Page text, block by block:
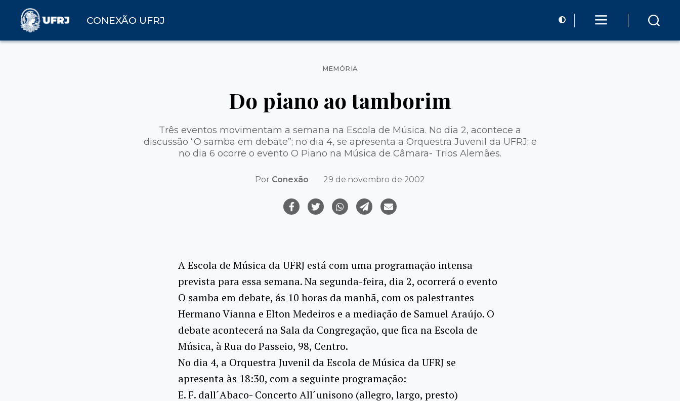
CONEXÃO UFRJ
Categorias
MEMÓRIA
Do piano ao tamborim
Três eventos movimentam a semana na Escola de Música. No dia 2, acontece a
discussão “O samba em debate”; no dia 4, se apresenta a Orquestra Juvenil da UFRJ; e
no dia 6 ocorre o evento O Piano na Música de Câmara- Trios Alemães.
Por Conexão 29 de novembro de 2002
A Escola de Música da UFRJ está com uma programação intensa
prevista para essa semana. Na segunda-feira, dia 2, ocorrerá o evento
O samba em debate, ás 10 horas da manhã, com os palestrantes
Hermano Vianna e Elton Medeiros e a mediação de Samuel Araújo. O
debate acontecerá na Sala da Congregação, que fica na Escola de
Música, à Rua do Passeio, 98, Centro.
No dia 4, a Orquestra Juvenil da Escola de Música da UFRJ se
apresenta às 18:30, com a seguinte programação:
E. F. dall´Abaco- Concerto All´unisono (allegro, largo, presto)